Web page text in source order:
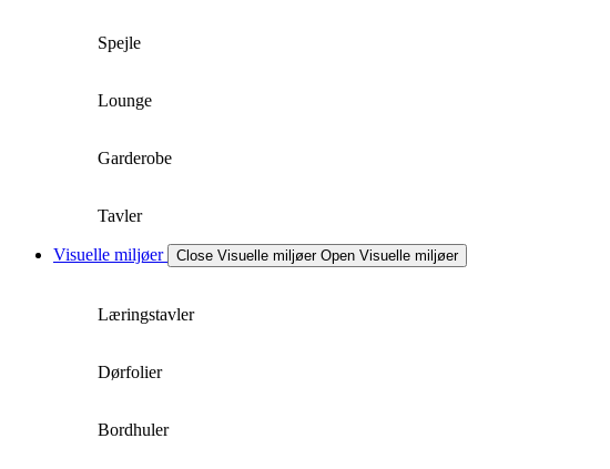
Spejle
Lounge
Garderobe
Tavler
Visuelle miljøer Close Visuelle miljøer Open Visuelle miljøer
Læringstavler
Dørfolier
Bordhuler